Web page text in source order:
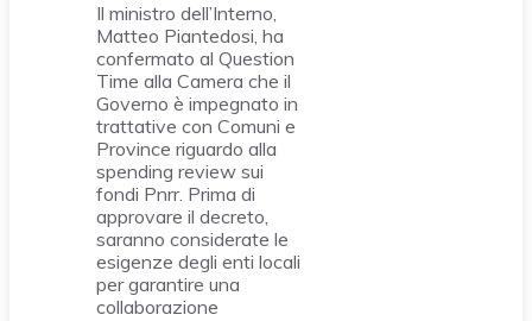
Il ministro dell’Interno,
Matteo Piantedosi, ha
confermato al Question
Time alla Camera che il
Governo è impegnato in
trattative con Comuni e
Province riguardo alla
spending review sui
fondi Pnrr. Prima di
approvare il decreto,
saranno considerate le
esigenze degli enti locali
per garantire una
collaborazione